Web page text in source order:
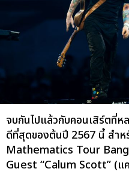
จบกันไปแล้วกับคอนเสิร์ตที่ห
ดีที่สุดของต้นปี 2567 นี้ สำห
Mathematics Tour
Guest “Calum Scott” (แ